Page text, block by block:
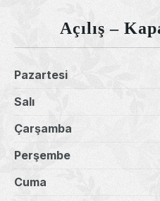
Açılış –
Pazartesi
Salı
Çarşamba
Perşembe
Cuma